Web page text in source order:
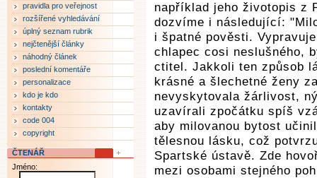
například jeho životopis z
dozvíme i následující:
i špatné pověsti.
chlapec cosi neslušného,
ctitel. Jakkoli ten způsob
krásné a šlechetné ženy
nevyskytovala žárlivost,
uzavírali zpočátku spíš
aby milovanou bytost
tělesnou lásku, což
Spartské ústavě. Zde
mezi osobami stejného
pravidla pro veřejnost
rozšířené vyhledávání
úplný seznam rubrik
nejčtenější články
náhodný článek
poslední komentáře
personalizace
kdo je kdo
kontakty
code 004
copyright
ČTENÁŘ
Jméno: